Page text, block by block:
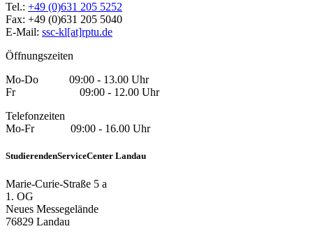
Tel.: +49 (0)631 205 5252
Fax: +49 (0)631 205 5040
E-Mail: ssc-kl[at]rptu.de
Öffnungszeiten
Mo-Do 09:00 - 13.00 Uhr
Fr 09:00 - 12.00 Uhr
Telefonzeiten
Mo-Fr 09:00 - 16.00 Uhr
StudierendenServiceCenter Landau
Marie-Curie-Straße 5 a
1. OG
Neues Messegelände
76829 Landau